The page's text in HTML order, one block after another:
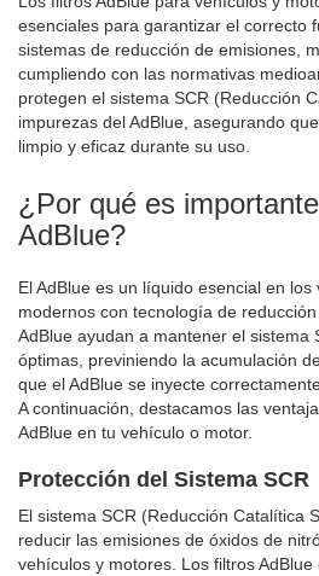
estás
leyendo
página
esenciales para garantizar el correcto
sistemas de reducción de emisiones,
cumpliendo con las normativas
protegen el sistema SCR (Reducción
impurezas del AdBlue, asegurando
limpio y eficaz durante su uso.
¿Por qué es
AdBlue?
El AdBlue es un líquido esencial en
modernos con tecnología de
AdBlue ayudan a mantener el sistema
óptimas, previniendo la acumulación
que el AdBlue se inyecte
A continuación, destacamos las
AdBlue en tu vehículo o motor.
Protección del Sistema SCR
El sistema SCR (Reducción Catalítica
reducir las emisiones de óxidos de
vehículos y motores. Los filtros